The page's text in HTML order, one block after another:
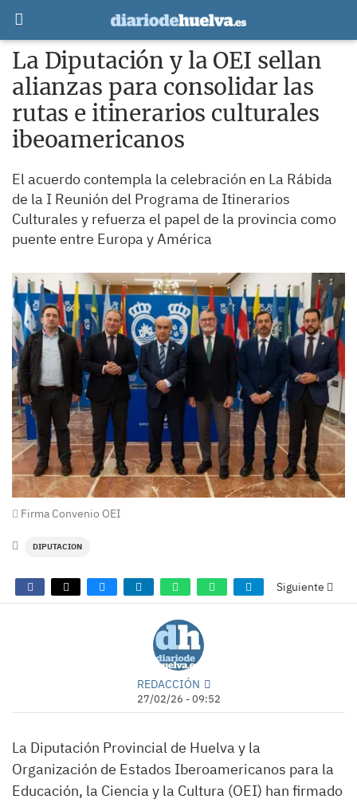
La Diputación y la OEI sellan
alianzas para consolidar las
rutas e itinerarios culturales
ibeoamericanos
El acuerdo contempla la celebración en La Rábida
de la I Reunión del Programa de Itinerarios
Culturales y refuerza el papel de la provincia como
puente entre Europa y América
Firma Convenio OEI
DIPUTACION
Siguiente
REDACCIÓN
27/02/26 - 09:52
La Diputación Provincial de Huelva y la
Organización de Estados Iberoamericanos para la
Educación, la Ciencia y la Cultura (OEI) han firmado